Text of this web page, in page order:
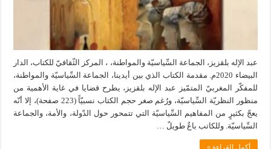
عبد الإله بلقزيز، الجماعة السِّياسيّة والمواطنة، ، المركز الثّقافيّ للكتاب، الدار
البيضاء 2020م. مقدمة الكتاب الذي بين أيدينا، الجماعة السِّياسيّة والمواطنة،
للمفكّر المغربيّ المتمّيز عبد الإله بلقزيز، يطرح قضايا في غاية الأهمية من
منظور النظريّة السِّياسيّة، ورُغم صغر حجم الكتاب نسبيّاً (223 صفحة)، إلا أنّه
يعجّ بكثيرٍ من المفاهيم السِّياسيّة التي تتمحور حول الدّولة، والأمة، والجماعة
السِّياسيّة. وللكاتب باعٌ طويلٌ …
أكمل القراءة »